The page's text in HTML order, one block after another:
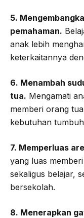
5.
pemahaman.
anak lebih
keterkaitannya
6. Menambah
tua. Mengamati
memberi orang
kebutuhan
7. Memperluas
yang luas
sekaligus belajar,
bersekolah.
8. Menerapkan